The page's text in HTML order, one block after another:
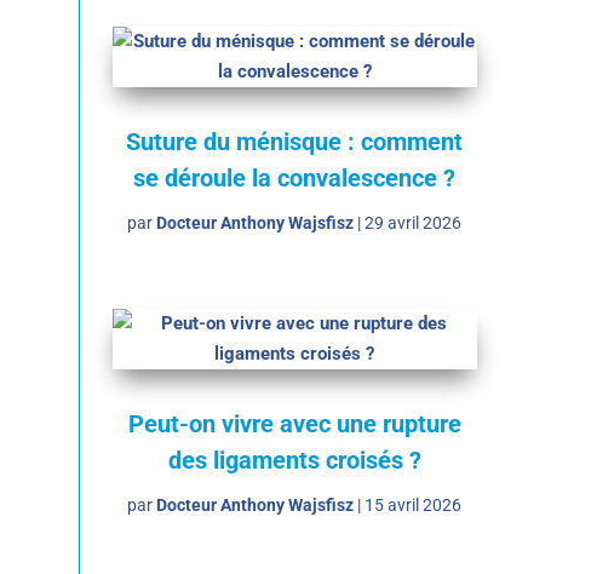
Suture du ménisque : comment
se déroule la convalescence ?
par Docteur Anthony Wajsfisz |29 avril 2026
Peut-on vivre avec une rupture
des ligaments croisés ?
par Docteur Anthony Wajsfisz | 15 avril 2026